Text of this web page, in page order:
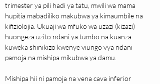
trimester ya pili hadi ya tatu, mwili wa mama
hupitia mabadiliko makubwa ya kimaumbile na
kifiziolojia. Ukuaji wa mfuko wa uzazi (kizazi)
huongeza uzito ndani ya tumbo na kuanza
kuweka shinikizo kwenye viungo vya ndani
pamoja na mishipa mikubwa ya damu.
Mishipa hii ni pamoja na vena cava inferior